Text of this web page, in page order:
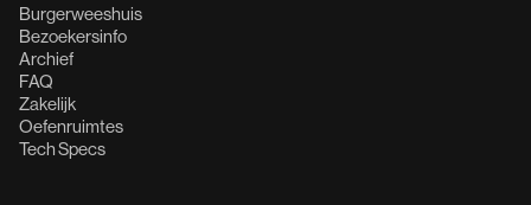
Burgerweeshuis
Bezoekersinfo
Archief
FAQ
Zakelijk
Oefenruimtes
Tech Specs